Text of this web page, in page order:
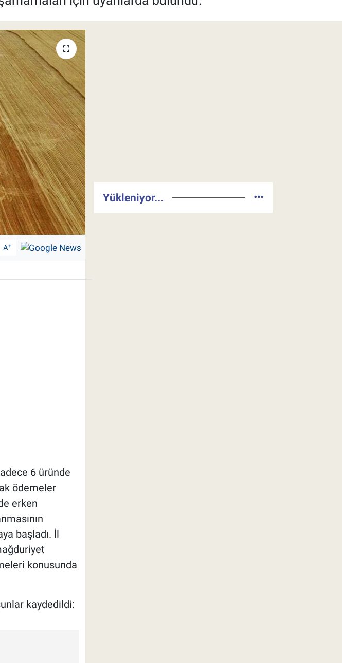
A+
6 üründe
ödemeler
erken
başladı. İl
konusunda
kaydedildi:
Yükleniyor...